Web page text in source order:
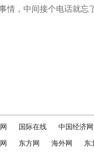
情，中间接个电话就
国际在线
中国经济网
东方网 海外网
东